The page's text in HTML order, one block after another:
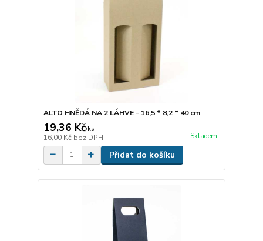
ALTO HNĚDÁ NA 2 LÁHVE - 16,5 * 8,2 * 40 cm
19,36 Kč/ks
16,00 Kč bez DPH Skladem
Přidat do košíku